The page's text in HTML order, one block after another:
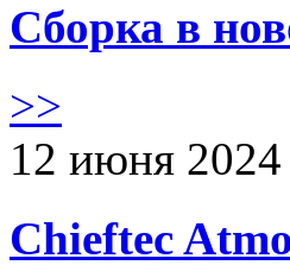
Сборка в
>>
12 июня 2024
Chieftec